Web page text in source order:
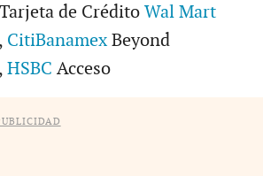
de Crédito Wal Mart
CitiBanamexBeyond
HSBC Acceso